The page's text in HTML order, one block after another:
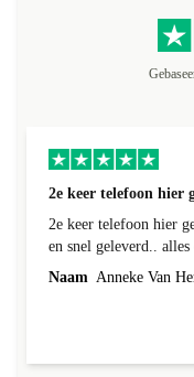
2e keer telefoon hier
2e keer telefoon hier
en snel geleverd..
geleverd en alles erbij,
een streep doorheen!
Naam Anneke Van